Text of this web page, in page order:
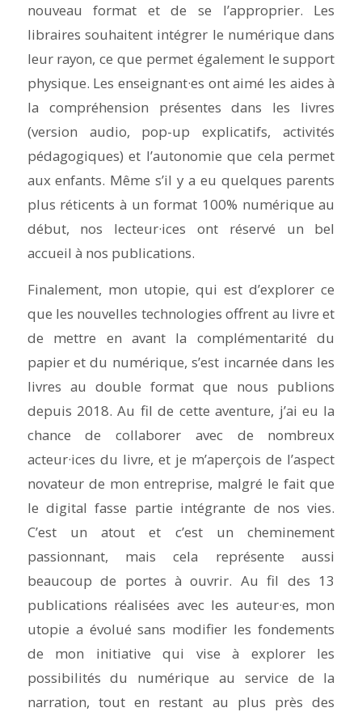
nouveau format et de se l’approprier. Les
libraires souhaitent intégrer le numérique dans
leur rayon, ce que permet également le support
physique. Les enseignant·es ont aimé les aides à
la compréhension présentes dans les livres
(version audio, pop-up explicatifs, activités
pédagogiques) et l’autonomie que cela permet
aux enfants. Même s’il y a eu quelques parents
plus réticents à un format 100% numérique au
début, nos lecteur·ices ont réservé un bel
accueil à nos publications.
Finalement, mon utopie, qui est d’explorer ce
que les nouvelles technologies offrent au livre et
de mettre en avant la complémentarité du
papier et du numérique, s’est incarnée dans les
livres au double format que nous publions
depuis 2018. Au fil de cette aventure, j’ai eu la
chance de collaborer avec de nombreux
acteur·ices du livre, et je m’aperçois de l’aspect
novateur de mon entreprise, malgré le fait que
le digital fasse partie intégrante de nos vies.
C’est un atout et c’est un cheminement
passionnant, mais cela représente aussi
beaucoup de portes à ouvrir. Au fil des 13
publications réalisées avec les auteur·es, mon
utopie a évolué sans modifier les fondements
de mon initiative qui vise à explorer les
possibilités du numérique au service de la
narration, tout en restant au plus près des